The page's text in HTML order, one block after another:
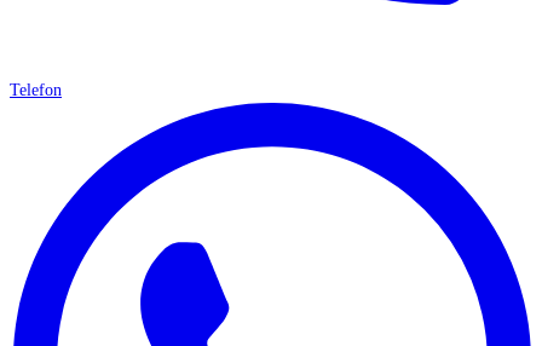
Telefon